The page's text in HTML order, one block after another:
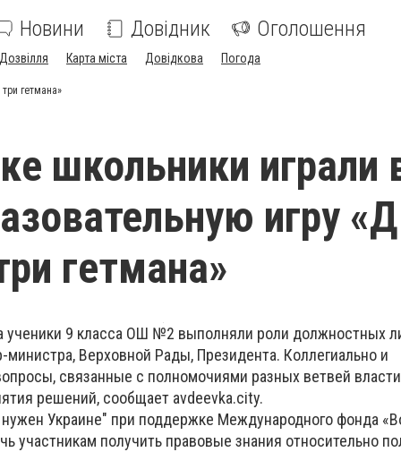
Новини Довідник Оголошення
Дозвілля Карта міста Довідкова Погода
гетмана»
школьники играли
игру
гетмана»
ученики 9 класса ОШ №2 выполняли роли должностных
Верховной Рады, Президента. Коллегиально и
связанные с полномочиями разных ветвей
решений, сообщает avdeevka.city.
Украине" при поддержке Международного фонда
участникам получить правовые знания относительно